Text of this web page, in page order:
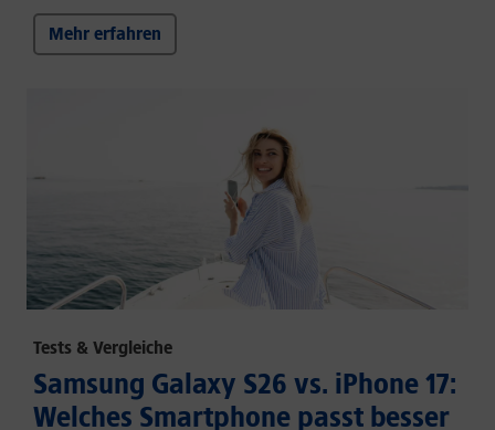
Mehr erfahren
Tests & Vergleiche
Samsung Galaxy S26 vs. iPhone 17:
Welches Smartphone passt besser